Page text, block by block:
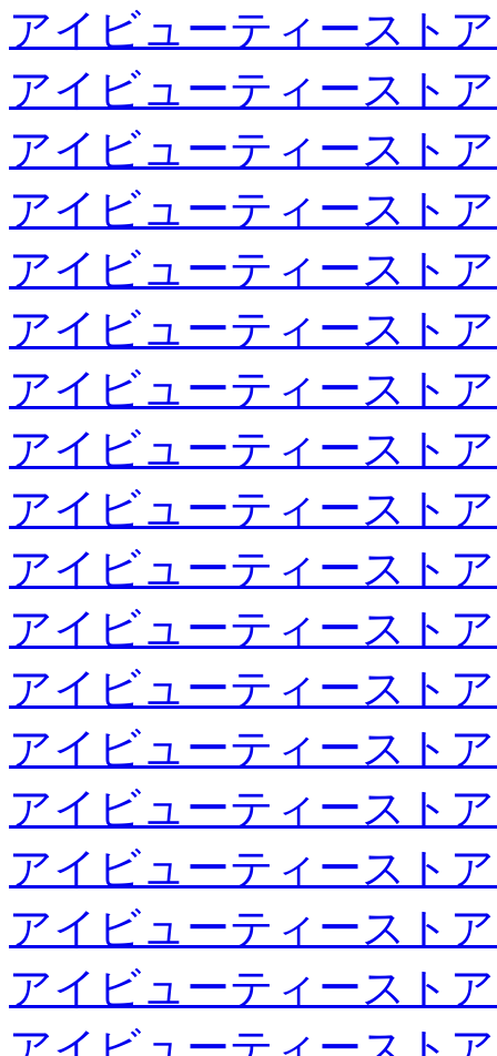
アイビューティースト
アイビューティースト
アイビューティースト
アイビューティースト
アイビューティースト
アイビューティースト
アイビューティースト
アイビューティースト
アイビューティースト
アイビューティースト
アイビューティースト
アイビューティースト
アイビューティースト
アイビューティースト
アイビューティースト
アイビューティースト
アイビューティースト